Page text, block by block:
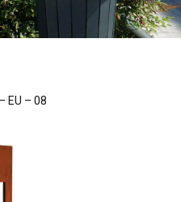
EU – 08